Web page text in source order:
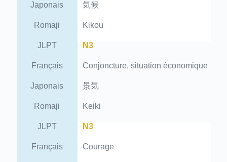
Japonais 気候
Romaji Kikou
JLPT N3
Français Conjoncture, situation économique
Japonais 景気
Romaji Keiki
JLPT N3
Français Courage